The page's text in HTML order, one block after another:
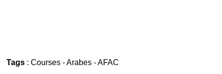
Tags: Courses- Arabes- AFAC